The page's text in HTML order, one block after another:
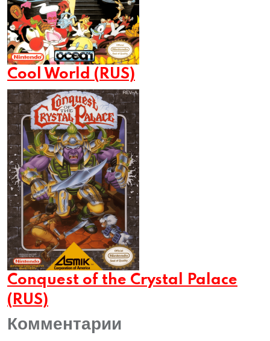
Cool World (RUS)
Conquest of the Crystal Palace
(RUS)
Комментарии